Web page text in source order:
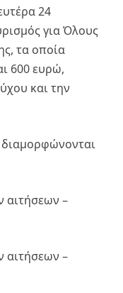
24
για Όλους
τα οποία
600 ευρώ,
και την
διαμορφώνονται